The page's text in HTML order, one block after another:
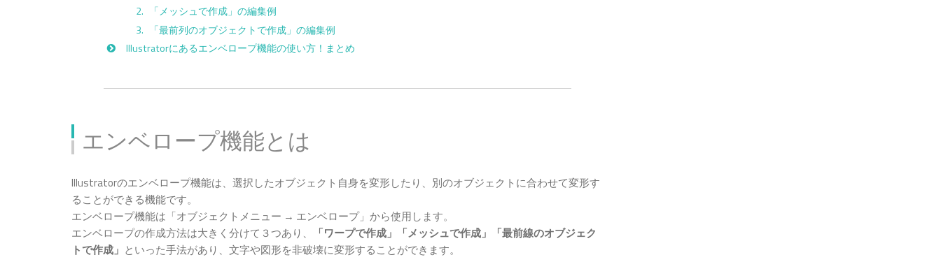
「メッシュで作成」の編集例
「最前列のオブジェクトで作成」の編集例
Illustratorにあるエンベロープ機能の使い方！まとめ
エンベロープ機能とは
Illustratorのエンベロープ機能は、選択したオブジェクト自身を変形したり、別のオブジェクトに合わせて変形す
ることができる機能です。
エンベロープ機能は「オブジェクトメニュー → エンベロープ」から使用します。
エンベロープの作成方法は大きく分けて３つあり、
「ワープで作成」「メッシュで作成」「最前線のオブジェク
トで作成」 といった手法があり、文字や図形を非破壊に変形することができます。